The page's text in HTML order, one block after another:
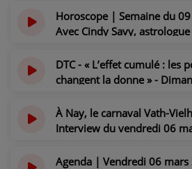
ÉCOUTEZ LES PRODUCTIONS
JEUX CONCOURS
RECRUTEMENT
Horoscope | Semaine du
Avec Cindy Savy,
DTC - « L’effet cumulé : les
changent la donne » -
À Nay, le carnaval Vath-
Interview du vendredi 06
Agenda | Vendredi 06 mars